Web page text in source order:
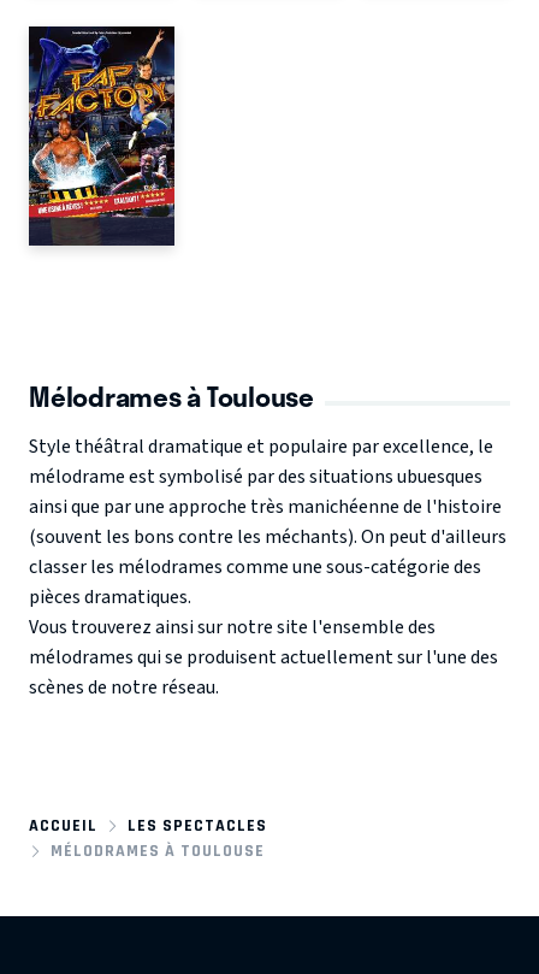
Mélodrames à Toulouse
Style théâtral dramatique et populaire par excellence, le
mélodrame est symbolisé par des situations ubuesques
ainsi que par une approche très manichéenne de l'histoire
(souvent les bons contre les méchants). On peut d'ailleurs
classer les mélodrames comme une sous-catégorie des
pièces dramatiques.
Vous trouverez ainsi sur notre site l'ensemble des
mélodrames qui se produisent actuellement sur l'une des
scènes de notre réseau.
ACCUEIL
LES SPECTACLES
MÉLODRAMES À TOULOUSE